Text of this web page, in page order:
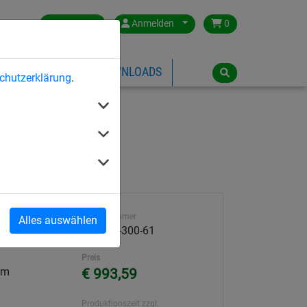
.
Alles auswählen
Germany Anmelden 0
ÜBER HUCK DOWNLOADS
Artikelnummer
591000-300-61
Preis
€ 993,59
Produktionszeit zzgl.